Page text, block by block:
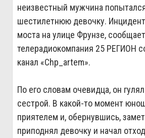
неизвестный мужчина
шестилетнюю девочку.
моста на улице Фрунзе, сообщает
телерадиокомпания 25 РЕГИОН
канал «Сhp_artem».
По его словам очевидца, он
сестрой. В какой‑то момент
приятелем и, обернувшись,
приподнял девочку и начал